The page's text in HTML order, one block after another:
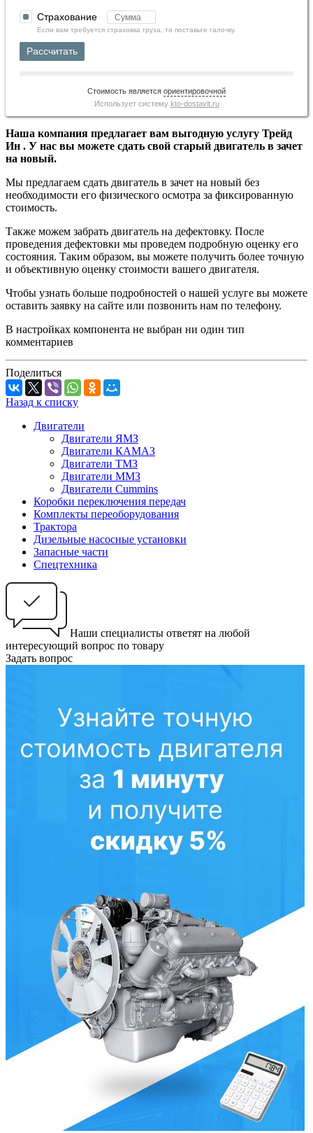
Страхование
Если вам требуется страховка груза, то поставьте галочку.
Рассчитать
Стоимость является ориентировочной
Использует систему kto-dostavit.ru
Наша компания предлагает вам выгодную услугу Трейд
Ин . У нас вы можете сдать свой старый двигатель в зачет
на новый.
Мы предлагаем сдать двигатель в зачет на новый без
необходимости его физического осмотра за фиксированную
стоимость.
Также можем забрать двигатель на дефектовку. После
проведения дефектовки мы проведем подробную оценку его
состояния. Таким образом, вы можете получить более точную
и объективную оценку стоимости вашего двигателя.
Чтобы узнать больше подробностей о нашей услуге вы можете
оставить заявку на сайте или позвонить нам по телефону.
В настройках компонента не выбран ни один тип
комментариев
Поделиться
Назад к списку
Двигатели
Двигатели ЯМЗ
Двигатели КАМАЗ
Двигатели ТМЗ
Двигатели ММЗ
Двигатели Cummins
Коробки переключения передач
Комплекты переоборудования
Трактора
Дизельные насосные установки
Запасные части
Спецтехника
Наши специалисты ответят на любой
интересующий вопрос по товару
Задать вопрос